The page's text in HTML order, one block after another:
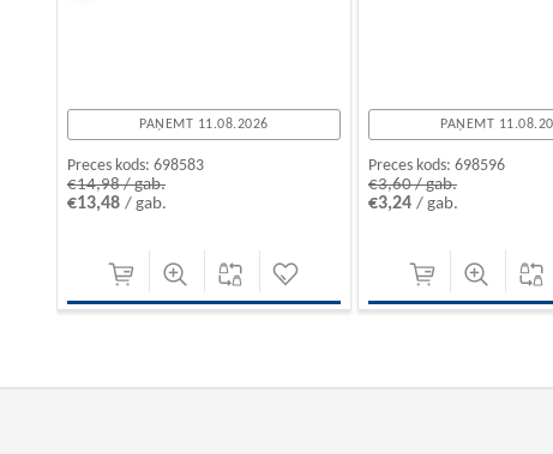
PAŅEMT 11.08.2026
Preces kods: 698583
€14,98 / gab.
€13,48 / gab.
PAŅEMT
Preces kods: 698596
€3,60 / gab.
€3,24 / gab.